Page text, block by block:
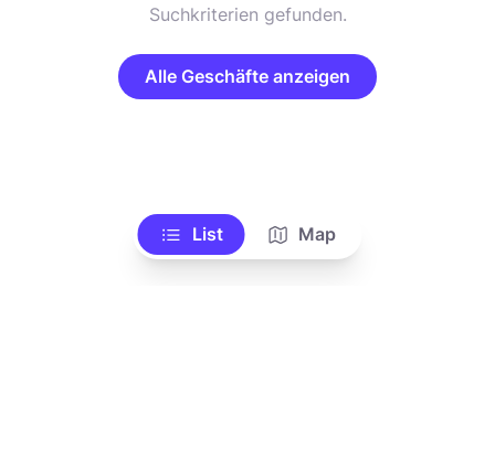
Suchkriterien gefunden.
Alle Geschäfte anzeigen
List Map